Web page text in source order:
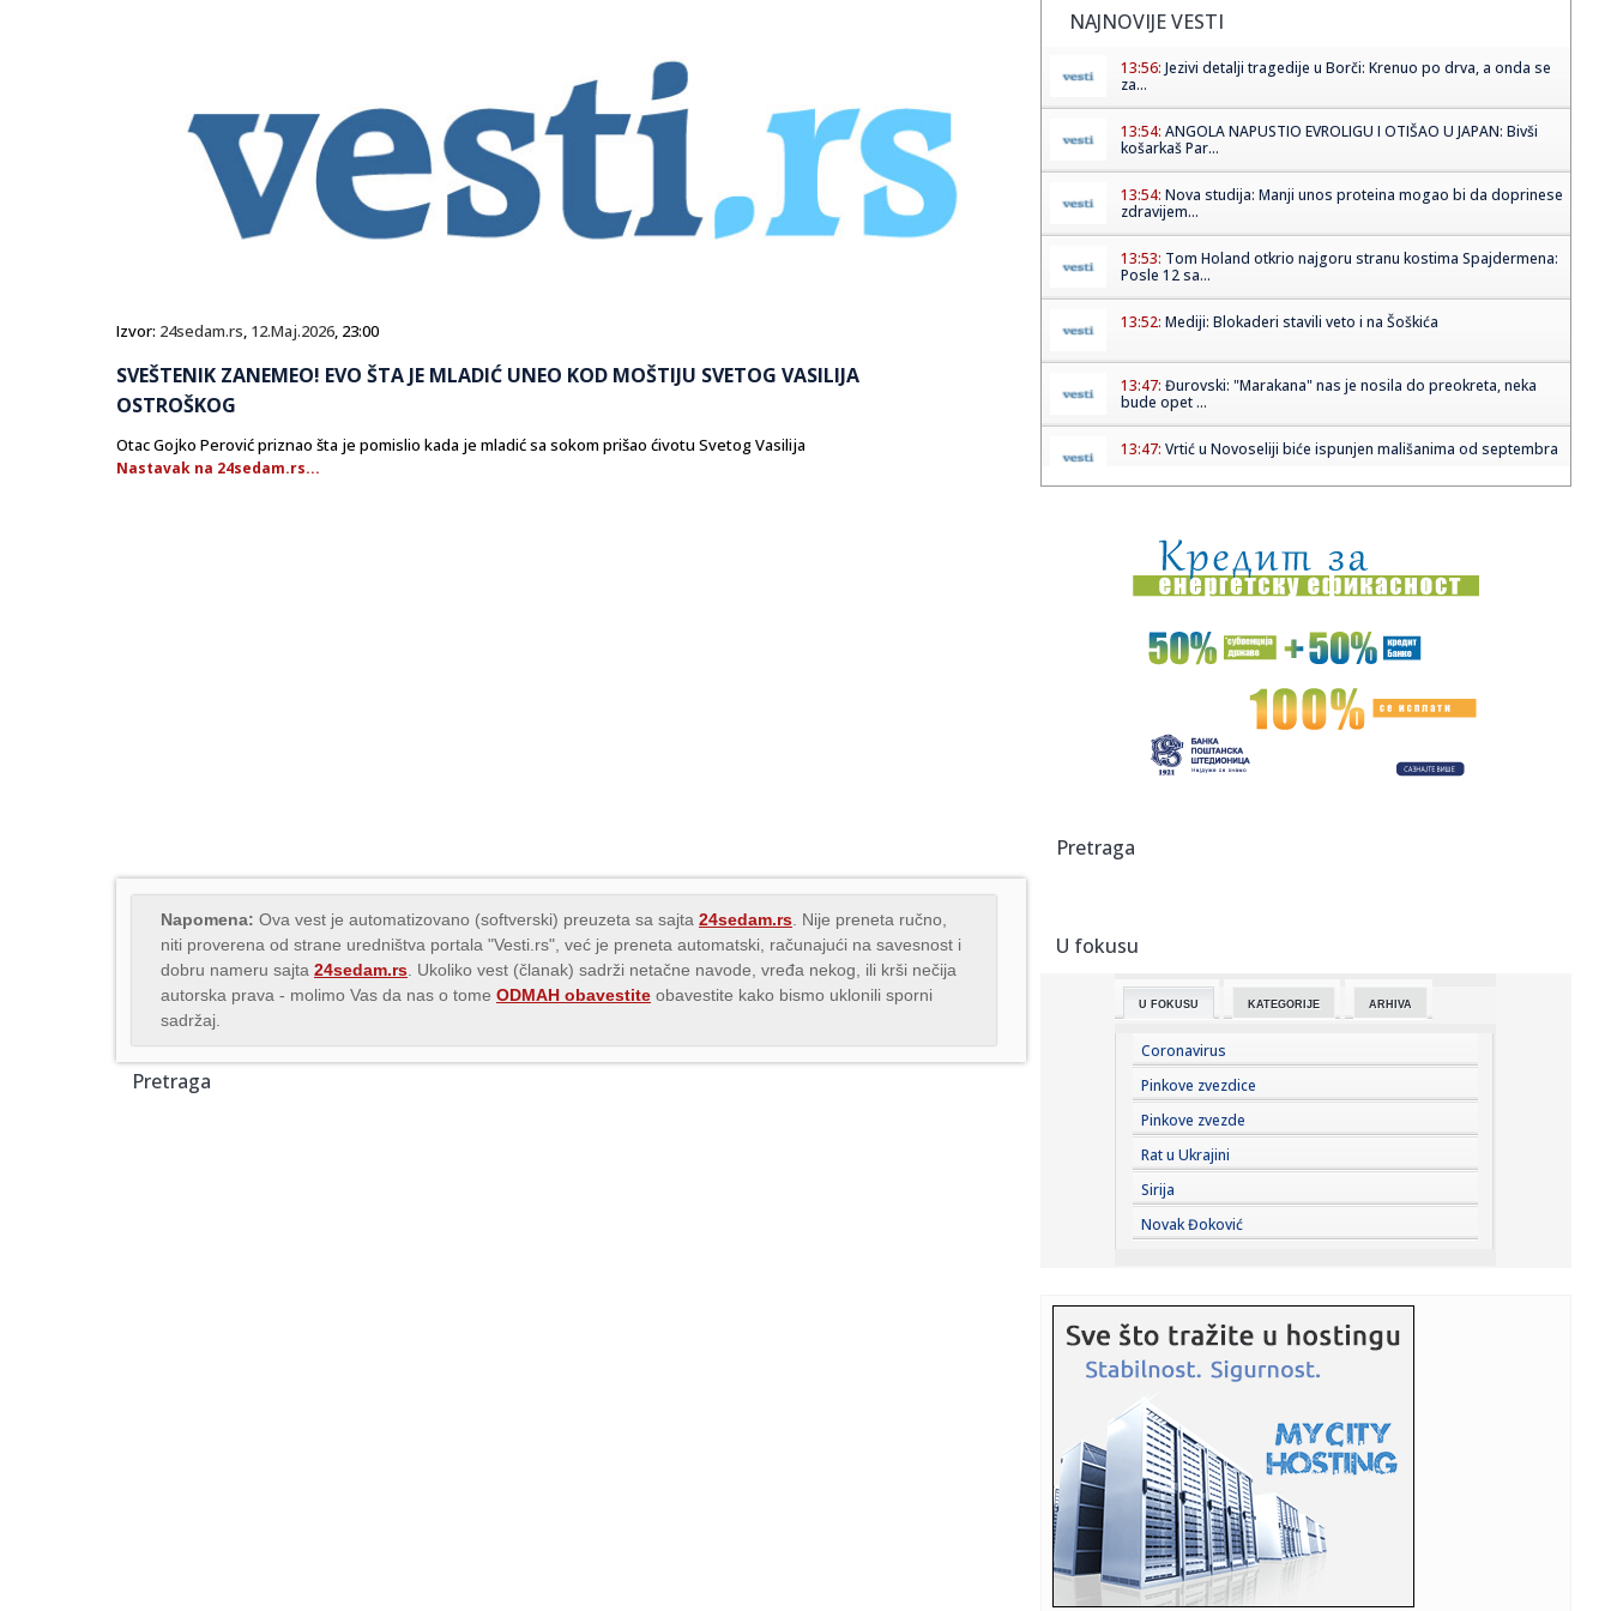
Izvor: 24sedam.rs, 12.Maj.2026, 23:00
SVEŠTENIK ZANEMEO! EVO ŠTA JE MLADIĆ UNEO KOD MOŠTIJU SVETOG VASILIJA
OSTROŠKOG
Otac Gojko Perović priznao šta je pomislio kada je mladić sa sokom prišao ćivotu Svetog Vasilija
Nastavak na 24sedam.rs...
Napomena: Ova vest je automatizovano (softverski) preuzeta sa sajta 24sedam.rs . Nije preneta ručno,
niti proverena od strane uredništva portala "Vesti.rs", već je preneta automatski, računajući na savesnost i
dobru nameru sajta 24sedam.rs . Ukoliko vest (članak) sadrži netačne navode, vređa nekog, ili krši nečija
autorska prava - molimo Vas da nas o tome ODMAH obavestite obavestite kako bismo uklonili sporni
sadržaj.
Pretraga
NAJNOVIJE VESTI
13:56: Jezivi detalji tragedije u Borči: Krenuo po drva, a onda se
za...
13:54: ANGOLA NAPUSTIO EVROLIGU I OTIŠAO U JAPAN: Bivši
košarkaš Par...
13:54: Nova studija: Manji unos proteina mogao bi da doprinese
zdravijem...
13:53: Tom Holand otkrio najgoru stranu kostima Spajdermena:
Posle 12 sa...
13:52: Mediji: Blokaderi stavili veto i na Šoškića
13:47: Đurovski: "Marakana" nas je nosila do preokreta, neka
bude opet ...
13:47: Vrtić u Novoseliji biće ispunjen mališanima od septembra
13:47:Brutalno udarila rivalku pa poručila: Privilegija bijelaca
(VIDE...
13:46:"Ostavljeni sin Asmina Durdžića" u stvari je poznati
tiktoker? ...
Zenit stiže u Beograd i testira Partizan
13:43:Nizak nivo Dunava otkrio most rimskog cara Konstantina I
13:34:
13:33:
Žive legende NFL: Bris, Fidžerald, Kikli, Vinatrijer i Kreg u
13:33:Vučić: U slučaju da blokaderi pobede Srbiju bi čekao haos
i n...
13:33:Jupiterov mesec Evropa možda krije znakove života - ali
pitanje...
13:32:Rukometni savez Srbije promenio ime u Srpski rukometni
savez
13:25: Požar kod Konjica lokalizovan, vatrogasci i dalje na terenu
13:25:
automobila
13:25:Teška nesreća u Potkozarju: Poginuo mladić
13:25:Najezda ovih buba u Beogradu! Građani ih viđaju na
svakom korak...
13:24:Invazija moguća svakog časa – uzbuna u evropskoj zemlji,
Pretraga
U fokusu
U FOKUSU KATEGORIJE ARHIVA
Coronavirus
Pinkove zvezdice
Pinkove zvezde
Rat u Ukrajini
Sirija
Novak Đoković